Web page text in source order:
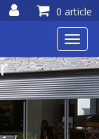
0 article